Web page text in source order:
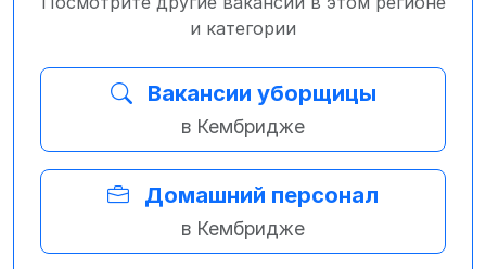
и категории
Вакансии уборщицы
в Кембридже
Домашний персонал
в Кембридже